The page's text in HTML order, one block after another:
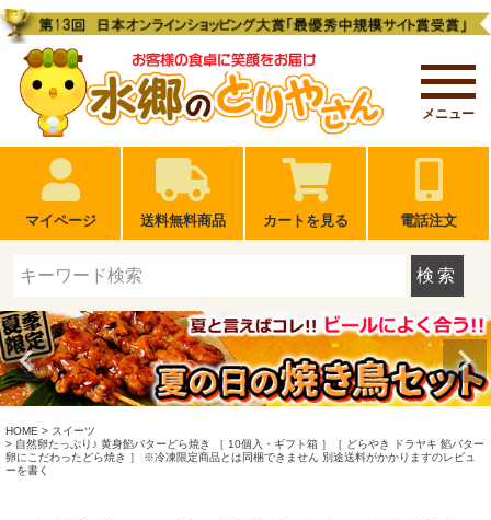
メニュー
マイページ 送料無料商品 カートを見る 電話注文
検索
HOME
スイーツ
自然卵たっぷり♪ 黄身餡バターどら焼き ［ 10個入・ギフト箱 ］［ どらやき ドラヤキ 餡バター
卵にこだわったどら焼き ］ ※冷凍限定商品とは同梱できません 別途送料がかかりますのレビュ
ーを書く